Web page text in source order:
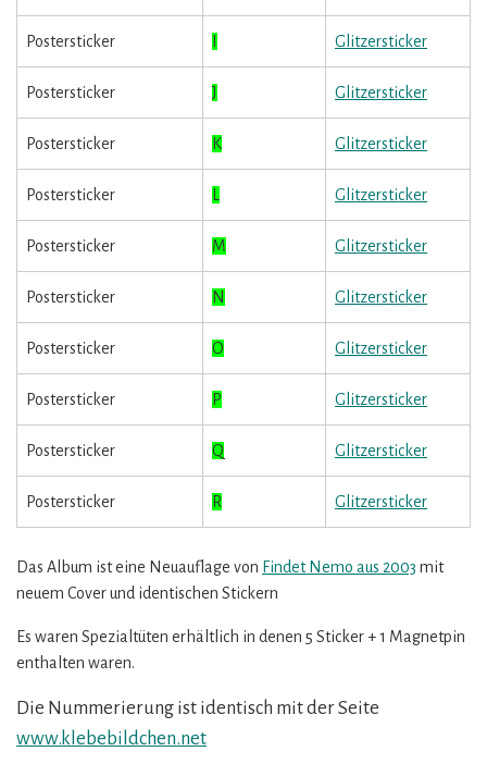
Postersticker Glitzersticker
Postersticker J Glitzersticker
Postersticker K Glitzersticker
Postersticker Glitzersticker
Postersticker M Glitzersticker
Postersticker N Glitzersticker
Postersticker O Glitzersticker
Postersticker P Glitzersticker
Postersticker Q Glitzersticker
Postersticker R Glitzersticker
Das Album ist eine Neuauflage von Findet Nemo aus 2003 mit
neuem Cover und identischen Stickern
Es waren Spezialtüten erhältlich in denen 5 Sticker + 1 Magnetpin
enthalten waren.
Die Nummerierung ist identisch mit der Seite
www.klebebildchen.net